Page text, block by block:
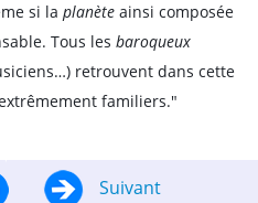
si la planète ainsi composée
Tous les baroqueux
retrouvent dans cette
familiers."
Suivant